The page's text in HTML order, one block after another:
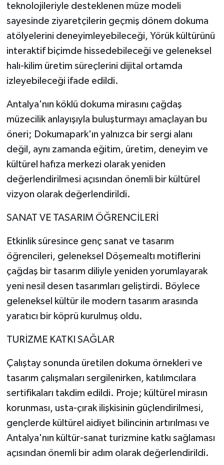
teknolojileriyle desteklenen müze modeli
sayesinde ziyaretçilerin geçmiş dönem dokuma
atölyelerini deneyimleyebileceği, Yörük kültürünü
interaktif biçimde hissedebileceği ve geleneksel
halı-kilim üretim süreçlerini dijital ortamda
izleyebileceği ifade edildi.
Antalya'nın köklü dokuma mirasını çağdaş
müzecilik anlayışıyla buluşturmayı amaçlayan bu
öneri; Dokumapark'ın yalnızca bir sergi alanı
değil, aynı zamanda eğitim, üretim, deneyim ve
kültürel hafıza merkezi olarak yeniden
değerlendirilmesi açısından önemli bir kültürel
vizyon olarak değerlendirildi.
SANAT VE TASARIM ÖĞRENCİLERİ
Etkinlik süresince genç sanat ve tasarım
öğrencileri, geleneksel Döşemealtı motiflerini
çağdaş bir tasarım diliyle yeniden yorumlayarak
yeni nesil desen tasarımları geliştirdi. Böylece
geleneksel kültür ile modern tasarım arasında
yaratıcı bir köprü kurulmuş oldu.
TURİZME KATKI SAĞLAR
Çalıştay sonunda üretilen dokuma örnekleri ve
tasarım çalışmaları sergilenirken, katılımcılara
sertifikaları takdim edildi. Proje; kültürel mirasın
korunması, usta-çırak ilişkisinin güçlendirilmesi,
gençlerde kültürel aidiyet bilincinin artırılması ve
Antalya'nın kültür-sanat turizmine katkı sağlaması
açısından önemli bir adım olarak değerlendirildi.